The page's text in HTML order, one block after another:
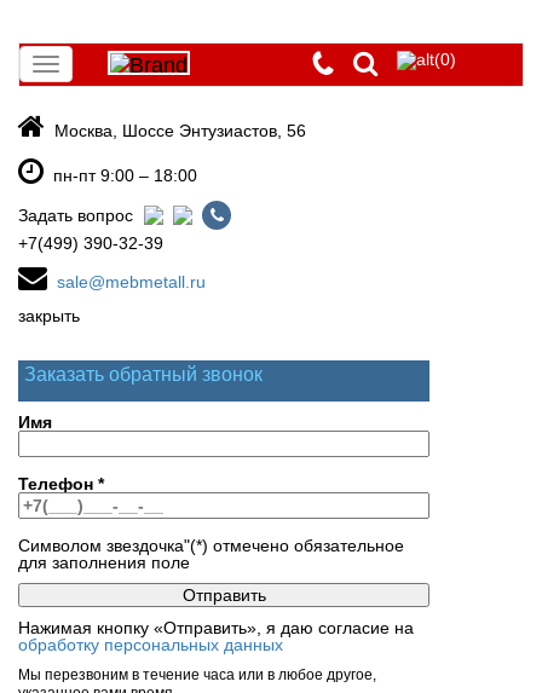
Toggle
navigation
(0)
Москва, Шоссе Энтузиастов, 56
пн-пт 9:00 – 18:00
Задать вопрос
+7(499) 390-32-39
sale@mebmetall.ru
закрыть
Заказать обратный звонок
Имя
Телефон *
Символом звездочка"(*) отмечено обязательное
для заполнения поле
Нажимая кнопку «Отправить», я даю согласие на
обработку персональных данных
Мы перезвоним в течение часа или в любое другое,